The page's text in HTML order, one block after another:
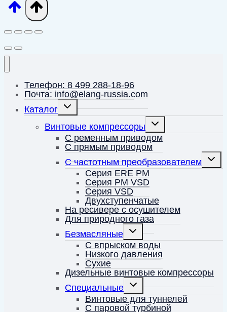
Телефон: 8 499 288-18-96
Почта: info@elang-russia.com
Каталог
Переключить
дочернее
Винтовые компрессоры
Переключить
меню
С ременным приводом
С прямым приводом
С частотным преобразователем
Серия ERE PM
Серия PM VSD
Серия VSD
Двухступенчатые
На ресивере с осушителем
Для природного газа
Безмасляные
Переключить
дочернее
меню
С впрыском воды
Низкого давления
Сухие
Дизельные винтовые компрессоры
Специальные
Переключить
дочернее
меню
Винтовые для туннелей
С паровой турбиной